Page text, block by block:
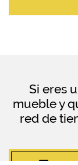
Si eres
mueble y
red de